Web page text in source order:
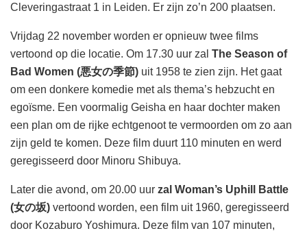
Cleveringastraat 1 in Leiden. Er zijn zo’n 200 plaatsen.
Vrijdag 22 november worden er opnieuw twee films
vertoond op die locatie. Om 17.30 uur zal The Season of
Bad Women (悪女の季節) uit 1958 te zien zijn. Het gaat
om een donkere komedie met als thema’s hebzucht en
egoïsme. Een voormalig Geisha en haar dochter maken
een plan om de rijke echtgenoot te vermoorden om zo aan
zijn geld te komen. Deze film duurt 110 minuten en werd
geregisseerd door Minoru Shibuya.
Later die avond, om 20.00 uur zal Woman’s Uphill Battle
(女の坂) vertoond worden, een film uit 1960, geregisseerd
door Kozaburo Yoshimura. Deze film van 107 minuten,